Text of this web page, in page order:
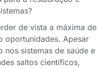
de vista a máxima de
oportunidades. Apesar
sistemas de saúde e
saltos científicos,